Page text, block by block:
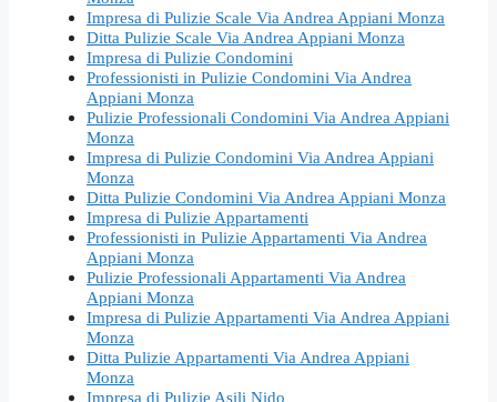
Impresa di Pulizie Scale Via Andrea Appiani Monza
Ditta Pulizie Scale Via Andrea Appiani Monza
Impresa di Pulizie Condomini
Professionisti in Pulizie Condomini Via Andrea
Appiani Monza
Pulizie Professionali Condomini Via Andrea Appiani
Monza
Impresa di Pulizie Condomini Via Andrea Appiani
Monza
Ditta Pulizie Condomini Via Andrea Appiani Monza
Impresa di Pulizie Appartamenti
Professionisti in Pulizie Appartamenti Via Andrea
Appiani Monza
Pulizie Professionali Appartamenti Via Andrea
Appiani Monza
Impresa di Pulizie Appartamenti Via Andrea Appiani
Monza
Ditta Pulizie Appartamenti Via Andrea Appiani
Monza
Impresa di Pulizie Asili Nido